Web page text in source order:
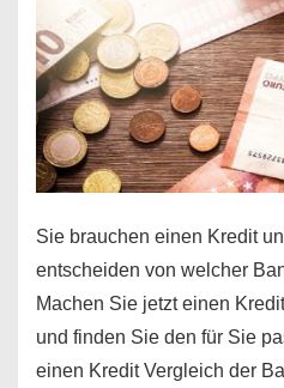
Euro
Kredit
finden
Sie brauchen einen Kredit
entscheiden von welcher
Machen Sie jetzt einen
und finden Sie den für Sie
einen Kredit Vergleich der